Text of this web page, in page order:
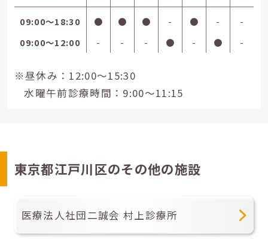
09:00〜18:30 ● ● ● - ● -
-
09:00〜12:00
- - - ● - ● -
※昼休み：12:00～15:30
水曜午前診療時間：9:00～11:15
東京都江戸川区のその他の施設
医療法人社団二誠会 村上診療所